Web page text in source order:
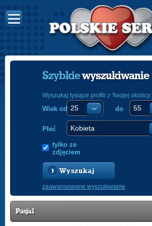
Szybkiewyszukiwanie
Wyszukaj tysiące profili z Twojej okolicy:
Wiek od do
Płeć
tylko ze
zdjęciem
Wyszukaj
zaawansowane wyszukiwanie
Pasja1